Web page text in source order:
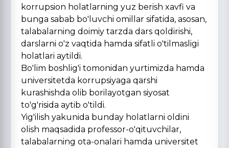
korrupsion holatlarning yuz berish xavfi va
bunga sabab bo'luvchi omillar sifatida, asosan,
talabalarning doimiy tarzda dars qoldirishi,
darslarni o'z vaqtida hamda sifatli o'tilmasligi
holatlari aytildi.
Bo'lim boshlig'i tomonidan yurtimizda hamda
universitetda korrupsiyaga qarshi
kurashishda olib borilayotgan siyosat
to'g'risida aytib o'tildi.
Yig'ilish yakunida bunday holatlarni oldini
olish maqsadida professor-o'qituvchilar,
talabalarning ota-onalari hamda universitet